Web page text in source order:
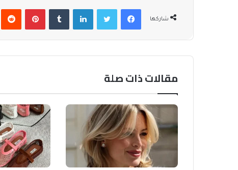
شاركها
فيسبوكتويتر لينكدإن بينتيريست
مقالات ذات صلة